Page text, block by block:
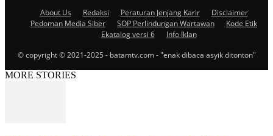
About Us
Redaksi Peraturan Jenjang Karir
Disclaimer
Pedoman Media Siber
SOP Perlindungan Wartawan
Kode Etik
Ekatalog versi 6
Info Iklan
© copyright © 2021-2025 - batamtv.com - "enak dibaca asyik ditonton"
MORE STORIES